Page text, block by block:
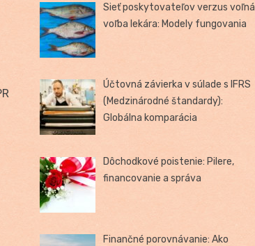
Sieť poskytovateľov verzus voľná
voľba lekára: Modely fungovania
Účtovná závierka v súlade s IFRS
(Medzinárodné štandardy):
Globálna komparácia
Dôchodkové poistenie: Pilere,
financovanie a správa
Finančné porovnávanie: Ako